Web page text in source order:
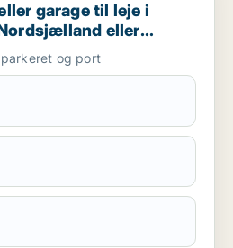
garage til leje i
eller
og port